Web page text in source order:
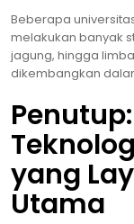
Beberapa
melakukan banyak
jagung, hingga
dikembangkan
yang
Utama